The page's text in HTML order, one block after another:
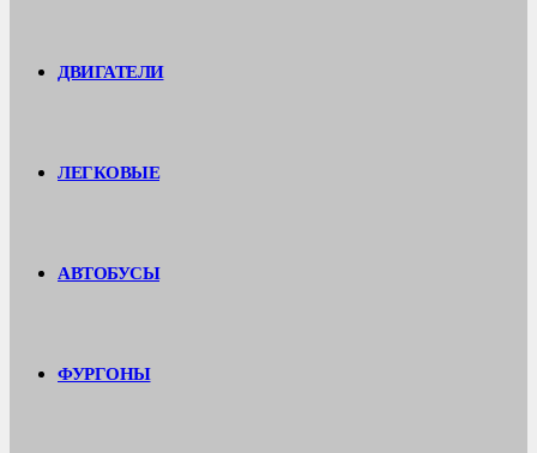
ДВИГАТЕЛИ
ЛЕГКОВЫЕ
АВТОБУСЫ
ФУРГОНЫ